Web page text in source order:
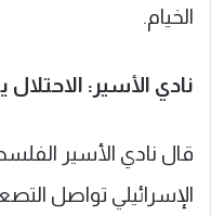
الخيام.
نادي الأسير: الاحتلال يعتقل 55
قال نادي الأسير
الإسرائيلي تواصل